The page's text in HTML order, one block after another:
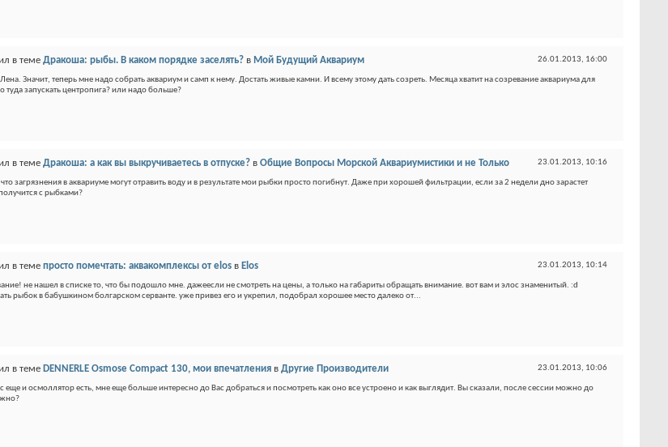
26.01.2013, 16:00
в теме Дракоша: рыбы. В каком порядке заселять? в Мой Будущий Аквариум
Значит, теперь мне надо собрать аквариум и самп к нему. Достать живые камни. И всему этому дать созреть. Месяца хватит на созревание аквариума для
запускать центропига? или надо больше?
23.01.2013, 10:16
в теме Дракоша: а как вы выкручиваетесь в отпуске? в Общие Вопросы Морской Аквариумистики и не Только
загрязнения в аквариуме могут отравить воду и в результате мои рыбки просто погибнут. Даже при хорошей фильтрации, если за 2 недели дно зарастет
с рыбками?
23.01.2013, 10:14
в теме просто помечтать: аквакомплексы от elos в Elos
не нашел в списке то, что бы подошло мне. дажеесли не смотреть на цены, а только на габариты обращать внимание. вот вам и элос знаменитый. :d
рыбок в бабушкином болгарском серванте. уже привез его и укрепил, подобрал хорошее место далеко от...
23.01.2013, 10:06
в теме DENNERLE Osmose Compact 130, мои впечатления в Другие Производители
еще и осмоллятор есть, мне еще больше интересно до Вас добраться и посмотреть как оно все устроено и как выглядит. Вы сказали, после сессии можно до